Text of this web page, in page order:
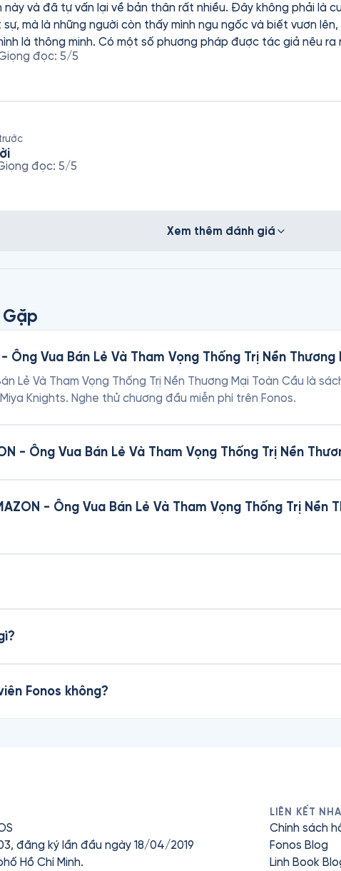
này và đã tự vấn lại về bản thân rất nhiều. Đây không phải là
mà là những người còn thấy mình ngu ngốc và biết vươn
là thông minh. Có một số phương pháp được tác giả nêu ra
đọc: 5/5
đọc: 5/5
Xem thêm đánh giá
Gặp
Ông Vua Bán Lẻ Và Tham Vọng Thống Trị Nền
Lẻ Và Tham Vọng Thống Trị Nền Thương Mại Toàn Cầu là
Knights. Nghe thử chương đầu miễn phí trên Fonos.
- Ông Vua Bán Lẻ Và Tham Vọng Thống Trị Nền
- Ông Vua Bán Lẻ Và Tham Vọng Thống Trị Nền
Fonos không?
đăng ký lần đầu ngày 18/04/2019
Hồ Chí Minh.
LIÊN KẾT
Chính sách
Fonos Blog
Linh Book